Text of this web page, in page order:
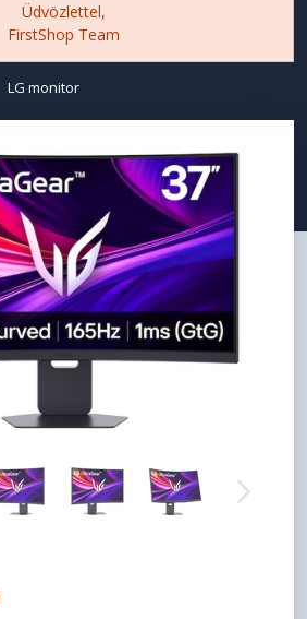
Üdvözlettel,
FirstShop Team
LG monitor